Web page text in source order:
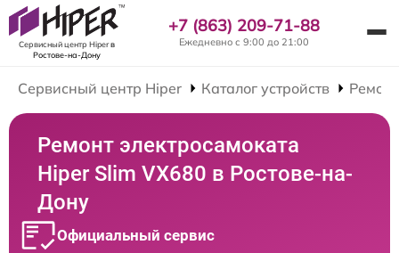
Сервисный центр Hiperв
Ростове-на-Дону
+7 (863) 209-71-88
Ежедневно с 9:00 до 21:00
Сервисный центр Hiper Каталог устройств
Ремонт электросамоката
Hiper Slim VX680 в Ростове-на-
Дону
Официальный сервис